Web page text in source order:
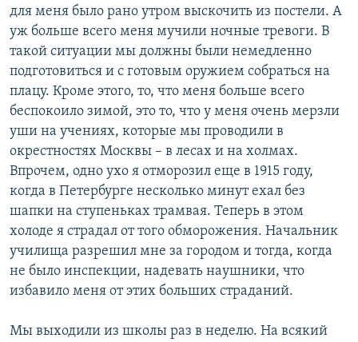
для меня было рано утром выскочить из постели. А
уж больше всего меня мучили ночные тревоги. В
такой ситуации мы должны были немедленно
подготовиться и с готовым оружием собраться на
плацу. Кроме этого, то, что меня больше всего
беспокоило зимой, это то, что у меня очень мерзли
уши на учениях, которые мы проводили в
окрестностях Москвы – в лесах и на холмах.
Впрочем, одно ухо я отморозил еще в 1915 году,
когда в Петербурге несколько минут ехал без
шапки на ступеньках трамвая. Теперь в этом
холоде я страдал от того обморожения. Начальник
училища разрешил мне за городом и тогда, когда
не было инспекции, надевать наушники, что
избавило меня от этих больших страданий.
Мы выходили из школы раз в неделю. На всякий